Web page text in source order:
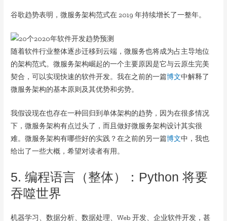
谷歌趋势表明，微服务架构范式在 2019 年持续增长了一整年。
随着软件行业整体逐步迁移到云端，微服务也将成为占主导地位
的架构范式。微服务架构崛起的一个主要原因是它与云原生完美
契合，可以实现快速的软件开发。我在之前的一篇博文中解释了
微服务架构的基本原则及其优势和劣势。
我假设现在也存在一种回归到单体架构的趋势，因为在很多情况
下，微服务架构有点过头了，而且做好微服务架构设计其实很
难。微服务架构有哪些好的实践？在之前的另一篇博文中，我也
给出了一些大概，希望对读者有用。
5. 编程语言（整体）：Python 将要
吞噬世界
机器学习、数据分析、数据处理、Web 开发、企业软件开发，甚